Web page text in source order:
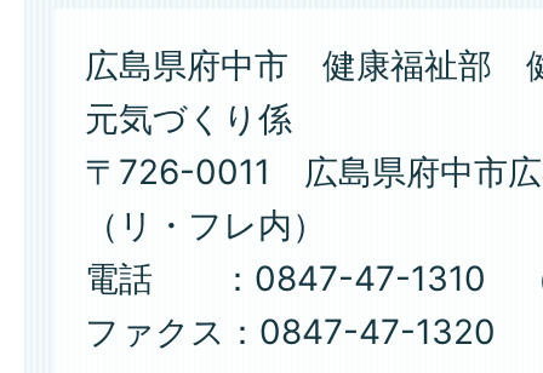
広島県府中市 健康福祉部
元気づくり係
〒726-0011 広島県府中市
（リ・フレ内）
電話 ：0847-47-1310
ファクス：0847-47-1320